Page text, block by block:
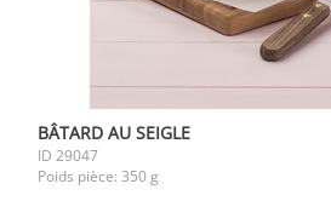
BÂTARD AU SEIGLE
ID 29047
Poids pièce: 350 g